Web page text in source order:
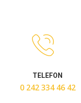
TELEFON
0 242 334 46 42